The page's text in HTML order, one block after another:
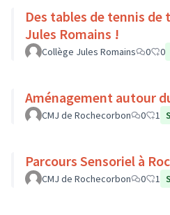
Des tables de tennis de
Jules Romains !
Collège Jules Romains 0 0
Aménagement autour
CMJ de Rochecorbon 0 1
Parcours Sensoriel à
CMJ de Rochecorbon 0 1